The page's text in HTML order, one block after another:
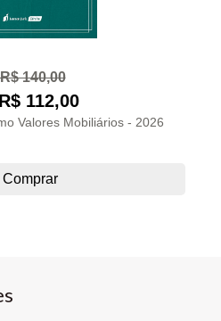
140,00
112,00
Valores Mobiliários - 2026